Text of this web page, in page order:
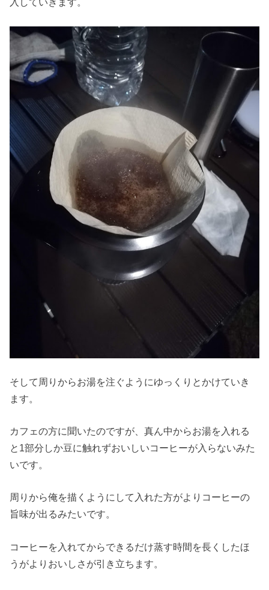
そして周りからお湯を注ぐようにゆっくりとかけていき
ます。
カフェの方に聞いたのですが、真ん中からお湯を入れる
と1部分しか豆に触れずおいしいコーヒーが入らないみた
いです。
周りから俺を描くようにして入れた方がよりコーヒーの
旨味が出るみたいです。
コーヒーを入れてからできるだけ蒸す時間を長くしたほ
うがよりおいしさが引き立ちます。